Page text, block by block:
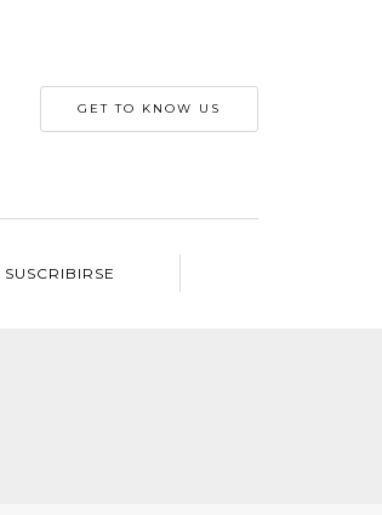
GET TO KNOW US
SUSCRIBIRSE